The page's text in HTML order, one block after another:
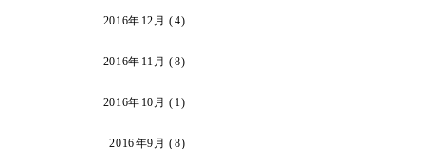
2016年12月 (4)
2016年11月 (8)
2016年10月 (1)
2016年9月 (8)